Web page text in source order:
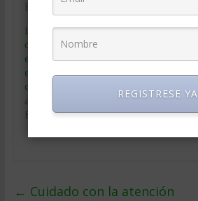
En «Clima organizacional»
La universidad
corporativa, una
estrategia para fortalecer
el aprendizaje
organizacional
agosto 18, 2014
En «Educacion Gerencial»
← Cuidado con la atención
REGISTRESE YA